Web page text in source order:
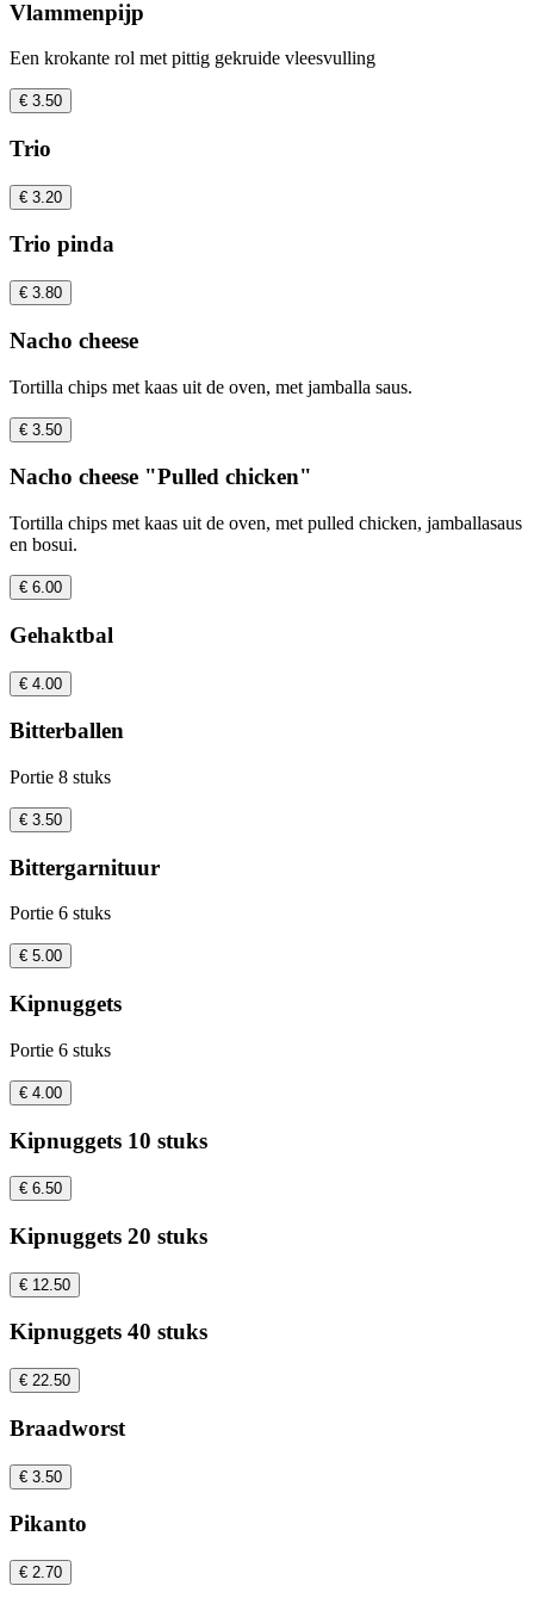
Vlammenpijp
Een krokante rol met pittig gekruide vleesvulling
€ 3.50
Trio
€ 3.20
Trio pinda
€ 3.80
Nacho cheese
Tortilla chips met kaas uit de oven, met jamballa saus.
€ 3.50
Nacho cheese "Pulled chicken"
Tortilla chips met kaas uit de oven, met pulled chicken, jamballasaus
en bosui.
€ 6.00
Gehaktbal
€ 4.00
Bitterballen
Portie 8 stuks
€ 3.50
Bittergarnituur
Portie 6 stuks
€ 5.00
Kipnuggets
Portie 6 stuks
€ 4.00
Kipnuggets 10 stuks
€ 6.50
Kipnuggets 20 stuks
€ 12.50
Kipnuggets 40 stuks
€ 22.50
Braadworst
€ 3.50
Pikanto
€ 2.70